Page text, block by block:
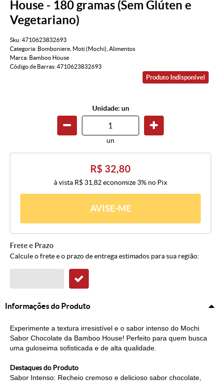
House - 180 gramas (Sem Glúten e
Vegetariano)
Sku:4710623832693
Categoria: Bomboniere Moti (Mochi) Alimentos
Marca: Bamboo House
Código de Barras:4710623832693
Produto Indisponível
Unidade: un
un
R$ 32,80
à vista R$ 31,82economize 3% no Pix
AVISE-ME
Frete e Prazo
Calcule o frete e o prazo de entrega estimados para sua região:
Informações do Produto
Experimente a textura irresistível e o sabor intenso do Mochi
Sabor Chocolate da Bamboo House! Perfeito para quem busca
uma guloseima sofisticada e de alta qualidade.
Destaques do Produto
Sabor Intenso: Recheio cremoso e delicioso sabor chocolate,